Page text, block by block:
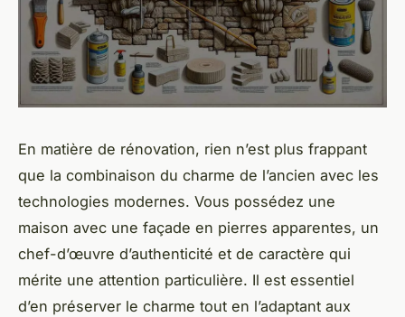
En matière de rénovation, rien n’est plus frappant
que la combinaison du charme de l’ancien avec les
technologies modernes. Vous possédez une
maison avec une façade en pierres apparentes, un
chef-d’œuvre d’authenticité et de caractère qui
mérite une attention particulière. Il est essentiel
d’en préserver le charme tout en l’adaptant aux